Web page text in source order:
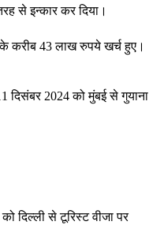
से इन्कार कर दिया।
के करीब 43 लाख रुपये खर्च हुए।
दिसंबर 2024 को मुंबई से गुयाना
दिल्ली से टूरिस्ट वीजा पर